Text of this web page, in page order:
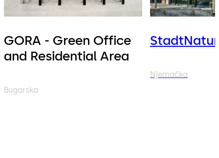
GORA - Green Office
and Residential Area
Bugarska
Njemačka